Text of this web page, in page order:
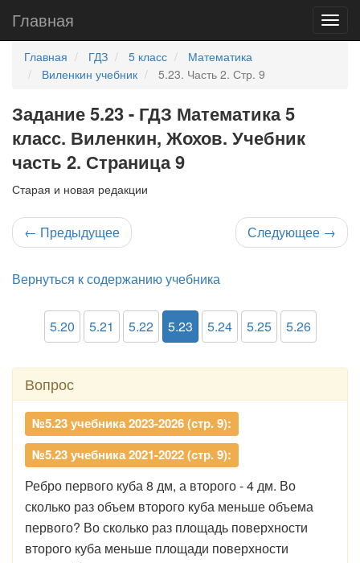
Главная
Главная ГДЗ 5 класс
Математика
Виленкин учебник
5.23. Часть 2. Стр. 9
Задание 5.23 - ГДЗ Математика 5
класс. Виленкин, Жохов. Учебник
часть 2. Страница 9
Старая и новая редакции
← Предыдущее Следующее →
Вернуться к содержанию учебника
5.20 5.21 5.22 5.23 5.24 5.25 5.26
Вопрос
№5.23 учебника 2023-2026 (стр. 9):
№5.23 учебника 2021-2022 (стр. 9):
Ребро первого куба 8 дм, а второго - 4 дм. Во
сколько раз объем второго куба меньше объема
первого? Во сколько раз площадь поверхности
второго куба меньше площади поверхности